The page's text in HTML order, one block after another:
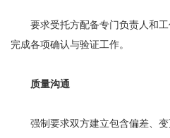
要求受托方配备专门负责人和工
完成各项确认与验证工作。
质量沟通
强制要求双方建立包含偏差、变